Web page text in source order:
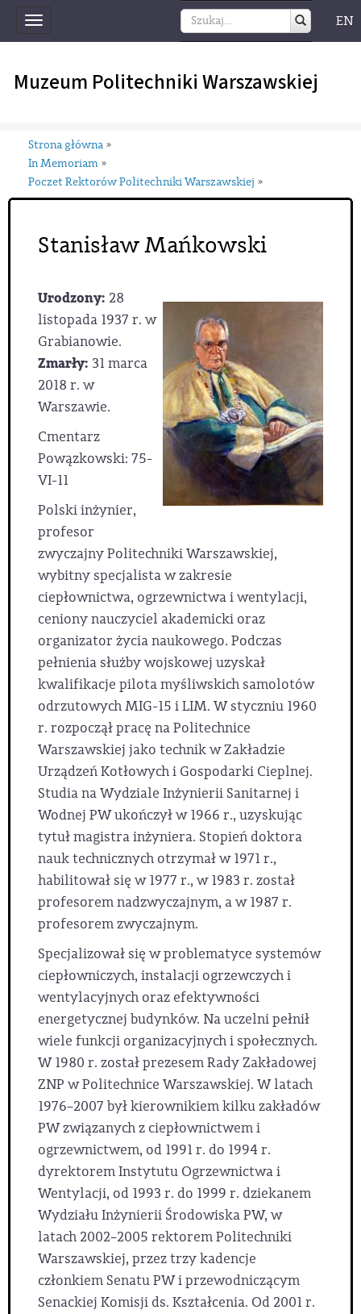
Toggle
navigation
EN
Muzeum Politechniki Warszawskiej
Strona główna »
In Memoriam »
Poczet Rektorów Politechniki Warszawskiej »
Stanisław Mańkowski
Urodzony: 28
listopada 1937 r. w
Grabianowie.
Zmarły: 31 marca
2018 r. w
Warszawie.
Cmentarz
Powązkowski: 75-
VI-11
Polski inżynier,
profesor
zwyczajny Politechniki Warszawskiej,
wybitny specjalista w zakresie
ciepłownictwa, ogrzewnictwa i wentylacji,
ceniony nauczyciel akademicki oraz
organizator życia naukowego. Podczas
pełnienia służby wojskowej uzyskał
kwalifikacje pilota myśliwskich samolotów
odrzutowych MIG-15 i LIM. W styczniu 1960
r. rozpoczął pracę na Politechnice
Warszawskiej jako technik w Zakładzie
Urządzeń Kotłowych i Gospodarki Cieplnej.
Studia na Wydziale Inżynierii Sanitarnej i
Wodnej PW ukończył w 1966 r., uzyskując
tytuł magistra inżyniera. Stopień doktora
nauk technicznych otrzymał w 1971 r.,
habilitował się w 1977 r., w 1983 r. został
profesorem nadzwyczajnym, a w 1987 r.
profesorem zwyczajnym.
Specjalizował się w problematyce systemów
ciepłowniczych, instalacji ogrzewczych i
wentylacyjnych oraz efektywności
energetycznej budynków. Na uczelni pełnił
wiele funkcji organizacyjnych i społecznych.
W 1980 r. został prezesem Rady Zakładowej
ZNP w Politechnice Warszawskiej. W latach
1976–2007 był kierownikiem kilku zakładów
PW związanych z ciepłownictwem i
ogrzewnictwem, od 1991 r. do 1994 r.
dyrektorem Instytutu Ogrzewnictwa i
Wentylacji, od 1993 r. do 1999 r. dziekanem
Wydziału Inżynierii Środowiska PW, w
latach 2002–2005 rektorem Politechniki
Warszawskiej, przez trzy kadencje
członkiem Senatu PW i przewodniczącym
Senackiej Komisji ds. Kształcenia. Od 2001 r.